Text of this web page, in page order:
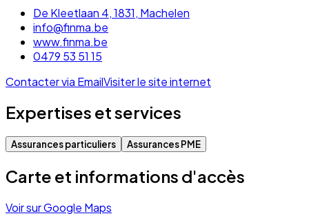
De Kleetlaan 4, 1831, Machelen
info@finma.be
www.finma.be
0479 53 51 15
Contacter via EmailVisiter le site internet
Expertises et services
Assurances particuliers Assurances PME
Carte et informations d'accès
Voir sur Google Maps